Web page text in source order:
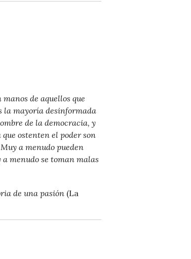
de aquellos que
la mayoría desinformada
de la democracia, y
ostenten el poder son
a menudo pueden
menudo se toman malas
de una pasión (La